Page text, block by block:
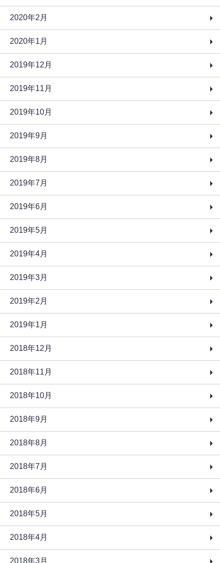
2020年2月
2020年1月
2019年12月
2019年11月
2019年10月
2019年9月
2019年8月
2019年7月
2019年6月
2019年5月
2019年4月
2019年3月
2019年2月
2019年1月
2018年12月
2018年11月
2018年10月
2018年9月
2018年8月
2018年7月
2018年6月
2018年5月
2018年4月
2018年3月